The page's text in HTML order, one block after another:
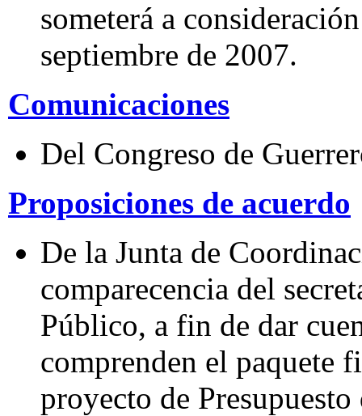
someterá a
septiembre de 2007.
Comunicaciones
Del Congreso de
Proposiciones de acuerdo
De la Junta de
comparecencia del
Público, a fin de dar
comprenden el paquete
proyecto de